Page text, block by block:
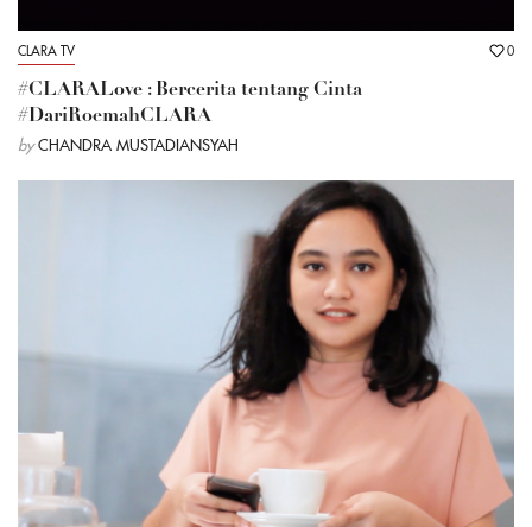
CLARA TV 0
#CLARALove : Bercerita tentang Cinta
#DariRoemahCLARA
by CHANDRA MUSTADIANSYAH